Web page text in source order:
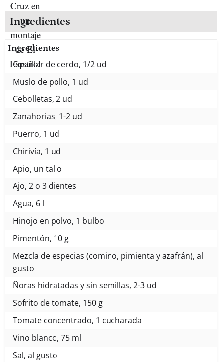
Ingredientes
Ingredientes
Costillar de cerdo, 1/2 ud
Muslo de pollo, 1 ud
Cebolletas, 2 ud
Zanahorias, 1-2 ud
Puerro, 1 ud
Chirivía, 1 ud
Apio, un tallo
Ajo, 2 o 3 dientes
Agua, 6 l
Hinojo en polvo, 1 bulbo
Pimentón, 10 g
Mezcla de especias (comino, pimienta y azafrán), al
gusto
Ñoras hidratadas y sin semillas, 2-3 ud
Sofrito de tomate, 150 g
Tomate concentrado, 1 cucharada
Vino blanco, 75 ml
Sal, al gusto